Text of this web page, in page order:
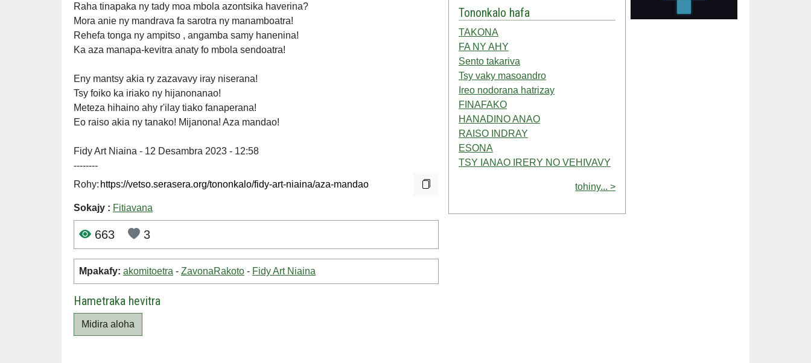
Raha tinapaka ny tady moa mbola azontsika haverina?
Mora anie ny mandrava fa sarotra ny manamboatra!
Rehefa tonga ny ampitso , angamba samy hanenina!
Ka aza manapa-kevitra anaty fo mbola sendoatra!
Eny mantsy akia ry zazavavy iray niserana!
Tsy foiko ka iriako ny hijanonanao!
Meteza hihaino ahy r'ilay tiako fanaperana!
Eo raiso akia ny tanako! Mijanona! Aza mandao!
Fidy Art Niaina - 12 Desambra 2023 - 12:58
--------
Rohy:
Sokajy : Fitiavana
663 3
Mpakafy: akomitoetra - ZavonaRakoto - Fidy Art Niaina
Hametraka hevitra
Midira aloha
Tononkalo hafa
TAKONA
FA NY AHY
Sento takariva
Tsy vaky masoandro
Ireo nodorana hatrizay
FINAFAKO
HANADINO ANAO
RAISO INDRAY
ESONA
TSY IANAO IRERY NO VEHIVAVY
tohiny... >